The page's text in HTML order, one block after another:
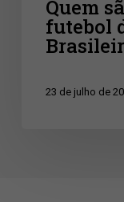
2026
Quem
futebol
23 de julho de